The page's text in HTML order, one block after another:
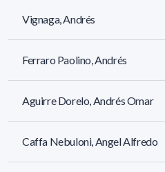
Vignaga, Andrés
Ferraro Paolino, Andrés
Aguirre Dorelo, Andrés Omar
Caffa Nebuloni, Angel Alfredo